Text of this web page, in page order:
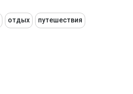
отдых путешествия